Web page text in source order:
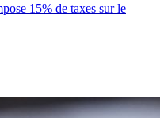
15% de taxes sur le